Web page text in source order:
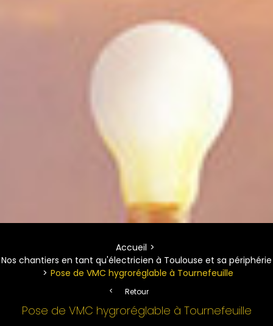
Accueil
Nos chantiers en tant qu'électricien à Toulouse et sa périphérie
Pose de VMC hygroréglable à Tournefeuille
Retour
Pose de VMC hygroréglable à Tournefeuille